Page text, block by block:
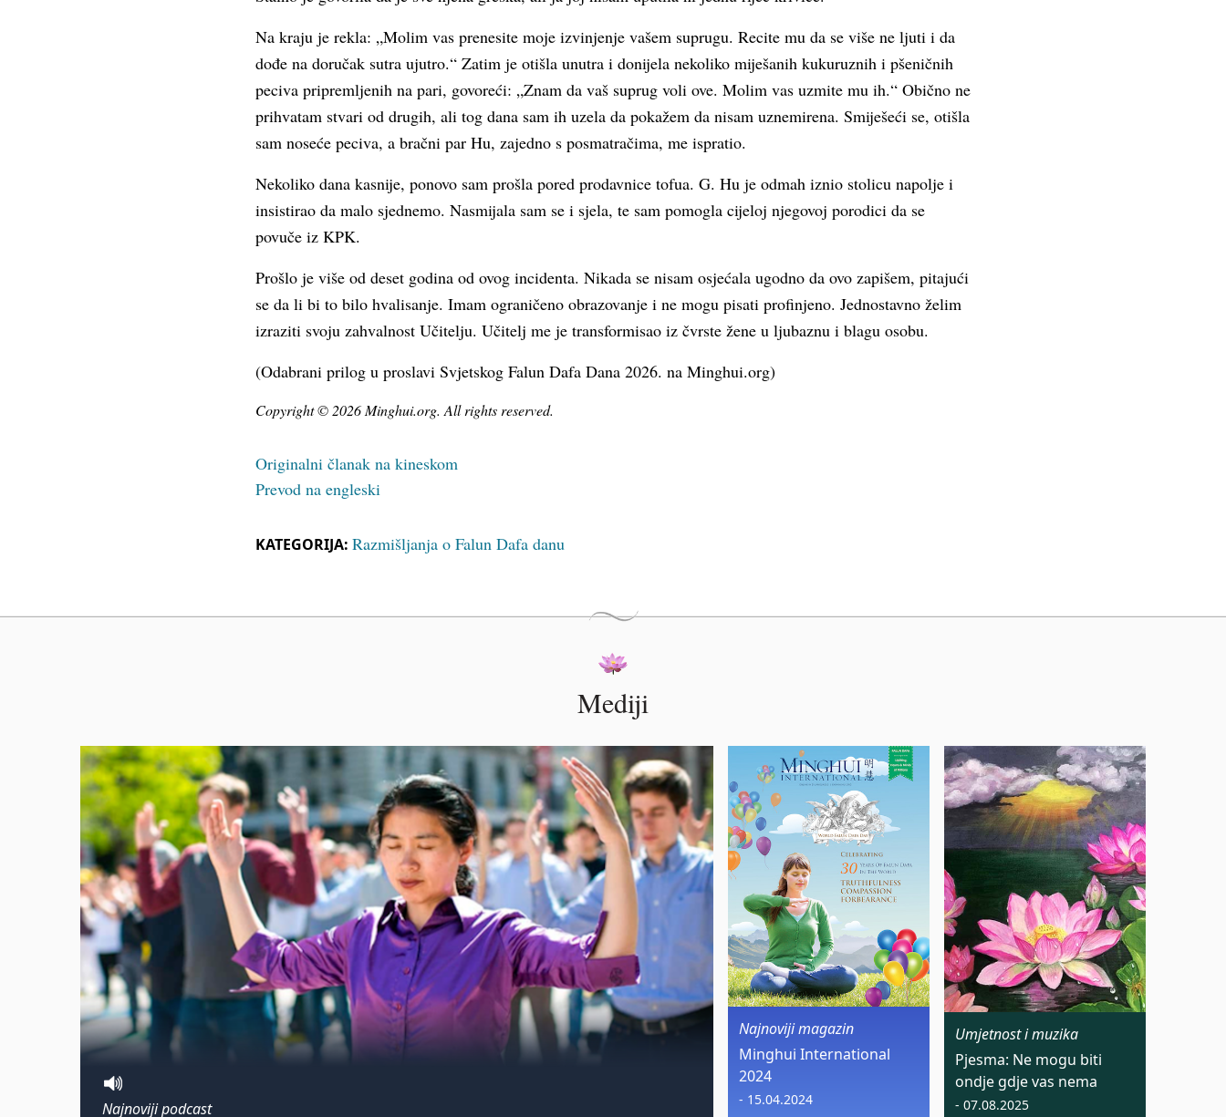
Na kraju je rekla: „Molim vas prenesite moje izvinjenje vašem suprugu. Recite mu da se više ne ljuti i da
dođe na doručak sutra ujutro.“ Zatim je otišla unutra i donijela nekoliko miješanih kukuruznih i pšeničnih
peciva pripremljenih na pari, govoreći: „Znam da vaš suprug voli ove. Molim vas uzmite mu ih.“ Obično ne
prihvatam stvari od drugih, ali tog dana sam ih uzela da pokažem da nisam uznemirena. Smiješeći se, otišla
sam noseće peciva, a bračni par Hu, zajedno s posmatračima, me ispratio.
Nekoliko dana kasnije, ponovo sam prošla pored prodavnice tofua. G. Hu je odmah iznio stolicu napolje i
insistirao da malo sjednemo. Nasmijala sam se i sjela, te sam pomogla cijeloj njegovoj porodici da se
povuče iz KPK.
Prošlo je više od deset godina od ovog incidenta. Nikada se nisam osjećala ugodno da ovo zapišem, pitajući
se da li bi to bilo hvalisanje. Imam ograničeno obrazovanje i ne mogu pisati profinjeno. Jednostavno želim
izraziti svoju zahvalnost Učitelju. Učitelj me je transformisao iz čvrste žene u ljubaznu i blagu osobu.
(Odabrani prilog u proslavi Svjetskog Falun Dafa Dana 2026. na Minghui.org)
Copyright © 2026 Minghui.org. All rights reserved.
Originalni članak na kineskom
Prevod na engleski
KATEGORIJA: Razmišljanja o Falun Dafa danu
Mediji
Najnoviji podcast
Najnoviji magazin
Minghui International
2024
- 15.04.2024
Umjetnost i muzika
Pjesma: Ne mogu biti
ondje gdje vas nema
- 07.08.2025